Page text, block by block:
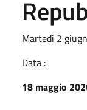
Martedì 2
Data :
18 maggio